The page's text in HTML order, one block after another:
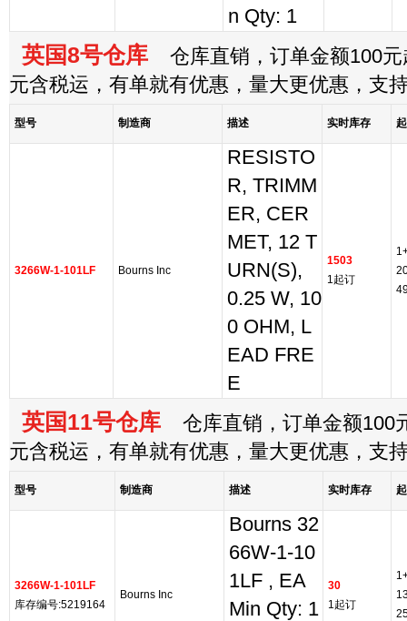
n Qty: 1
英国8号仓库 仓库直销，订单金额100元
元含税运，有单就有优惠，量大更优惠，支
型号 制造商 描述 实时库存
3266W-1-101LF Bourns Inc
RESISTO
R, TRIMM
ER, CER
MET, 12 T
URN(S),
0.25 W, 10
0 OHM, L
EAD FRE
E
1503
1起订
英国11号仓库 仓库直销，订单金额100
元含税运，有单就有优惠，量大更优惠，支
型号 制造商 描述 实时库存
3266W-1-101LF
库存编号:5219164
Bourns Inc
Bourns 32
66W-1-10
1LF , EA
Min Qty: 1
30
1起订